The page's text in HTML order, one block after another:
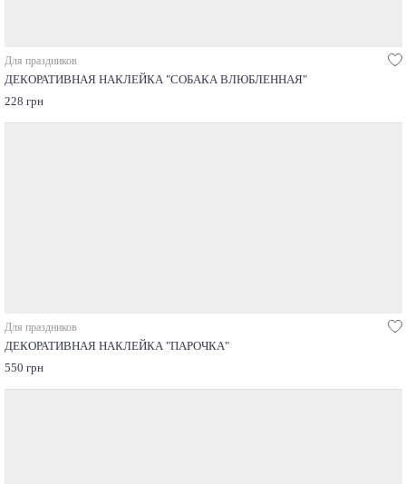
Для праздников
ДЕКОРАТИВНАЯ НАКЛЕЙКА "СОБАКА ВЛЮБЛЕННАЯ"
228 грн
Для праздников
ДЕКОРАТИВНАЯ НАКЛЕЙКА "ПАРОЧКА"
550 грн